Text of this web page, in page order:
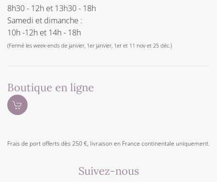
8h30 - 12h et 13h30 - 18h
Samedi et dimanche :
10h -12h et 14h - 18h
(Fermé les week-ends de janvier, 1er janvier, 1er et 11 nov et 25 déc.)
Boutique en ligne
Frais de port offerts dès 250 €, livraison en France continentale uniquement.
Suivez-nous